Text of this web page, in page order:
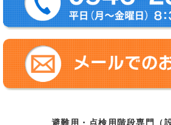
避難用・点検用階段専門（